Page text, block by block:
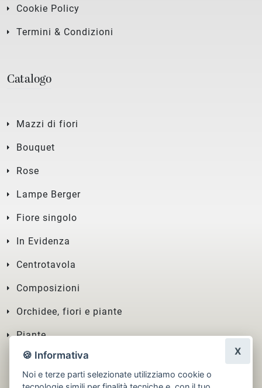
Cookie Policy
Termini & Condizioni
Catalogo
Mazzi di fiori
Bouquet
Rose
Lampe Berger
Fiore singolo
In Evidenza
Centrotavola
Composizioni
Orchidee, fiori e piante
Piante
🍪 Informativa
Noi e terze parti selezionate utilizziamo cookie o
X